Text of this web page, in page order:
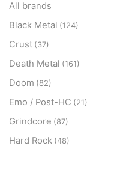
All brands
Black Metal (124)
Crust (37)
Death Metal (161)
Doom (82)
Emo / Post-HC (21)
Grindcore (87)
Hard Rock (48)